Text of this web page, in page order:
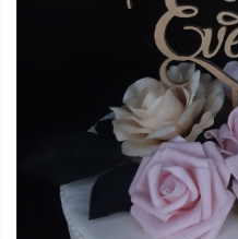
Globuri personalizate
Decoratiuni Craciun
Pachete cadou Craciun
Decoratiuni Paste
Valentines Day
Cadouri indragostiti